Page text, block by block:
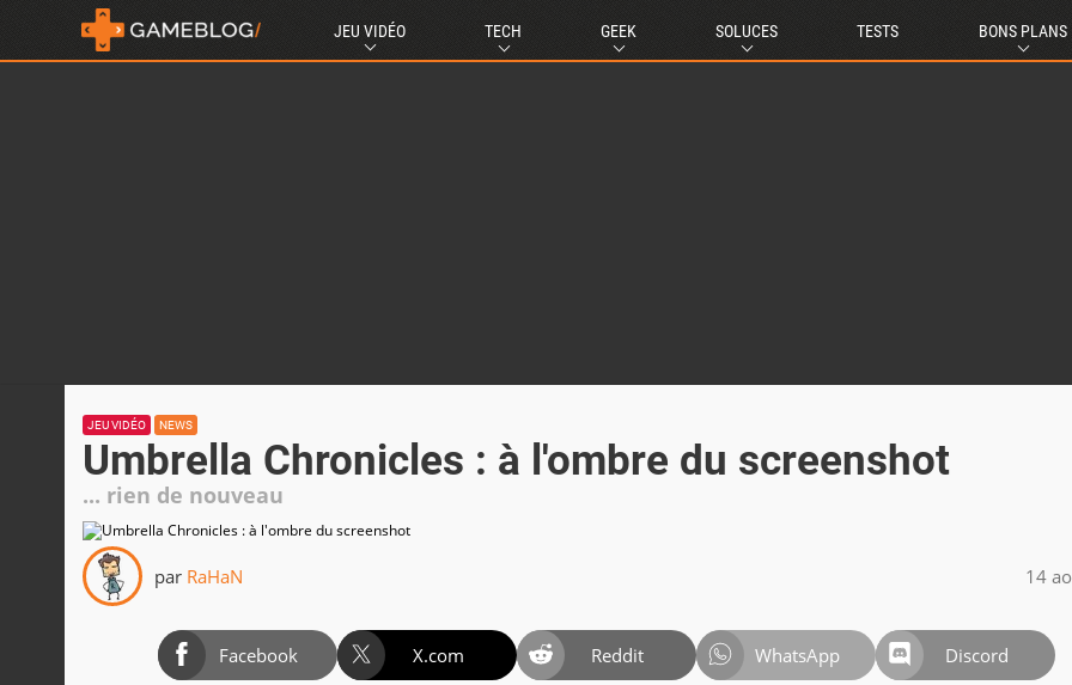
JEU VIDÉO TECH GEEK SOLUCES TESTS BONS PLANS
JEU VIDÉO NEWS
Umbrella Chronicles : à l'ombre du screenshot
... rien de nouveau
par RaHaN 14
Facebook X.com Reddit WhatsApp Discord